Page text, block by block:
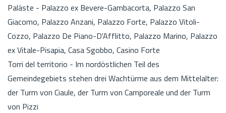
Paläste - Palazzo ex Bevere-Gambacorta, Palazzo San
Giacomo, Palazzo Anzani, Palazzo Forte, Palazzo Vitoli-
Cozzo, Palazzo De Piano-D'Afflitto, Palazzo Marino, Palazzo
ex Vitale-Pisapia, Casa Sgobbo, Casino Forte
Torri del territorio - Im nordöstlichen Teil des
Gemeindegebiets stehen drei Wachtürme aus dem Mittelalter:
der Turm von Ciaule, der Turm von Camporeale und der Turm
von Pizzi